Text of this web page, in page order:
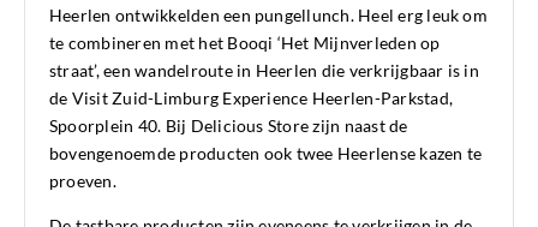
Heerlen ontwikkelden een pungellunch. Heel erg leuk om
te combineren met het Booqi ‘Het Mijnverleden op
straat’, een wandelroute in Heerlen die verkrijgbaar is in
de Visit Zuid-Limburg Experience Heerlen-Parkstad,
Spoorplein 40. Bij Delicious Store zijn naast de
bovengenoemde producten ook twee Heerlense kazen te
proeven.